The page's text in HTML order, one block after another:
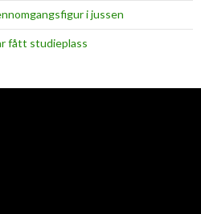
i jussen
fått studieplass